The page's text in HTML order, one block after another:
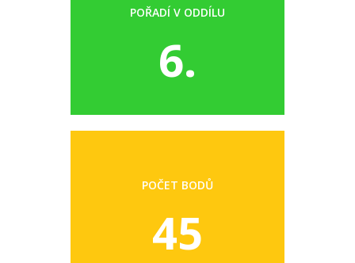
POŘADÍ V ODDÍLU
6.
POČET BODŮ
45